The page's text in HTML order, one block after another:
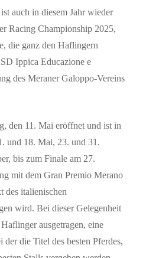
auch in diesem Jahr wieder
Racing Championship 2025,
die ganz den Haflingern
Ippica Educazione e
des Meraner Galoppo-Vereins
den 11. Mai eröffnet und ist in
und 18. Mai, 23. und 31.
bis zum Finale am 27.
mit dem Gran Premio Merano
des italienischen
wird. Bei dieser Gelegenheit
ausgetragen, eine
die Titel des besten Pferdes,